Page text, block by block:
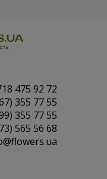
475 92 72
355 77 55
355 77 55
565 56 68